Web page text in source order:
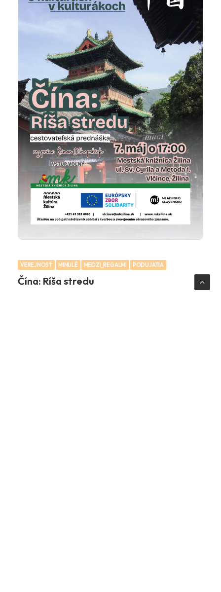
VEREJNOSŤ MINULÉ MEDZI_REGALMI PODUJATIA
Čína: Ríša stredu